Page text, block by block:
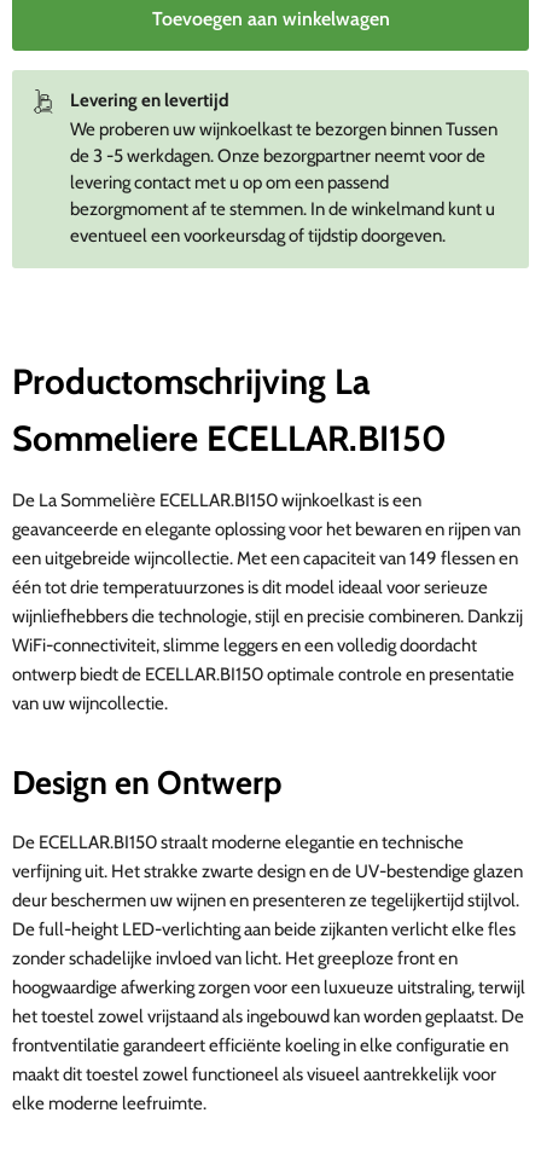
Toevoegen aan winkelwagen
Levering en levertijd
We proberen uw wijnkoelkast te bezorgen binnen Tussen
de 3 -5 werkdagen. Onze bezorgpartner neemt voor de
levering contact met u op om een passend
bezorgmoment af te stemmen. In de winkelmand kunt u
eventueel een voorkeursdag of tijdstip doorgeven.
Productomschrijving La
Sommeliere ECELLAR.BI150
De La Sommelière ECELLAR.BI150 wijnkoelkast is een
geavanceerde en elegante oplossing voor het bewaren en rijpen van
een uitgebreide wijncollectie. Met een capaciteit van 149 flessen en
één tot drie temperatuurzones is dit model ideaal voor serieuze
wijnliefhebbers die technologie, stijl en precisie combineren. Dankzij
WiFi-connectiviteit, slimme leggers en een volledig doordacht
ontwerp biedt de ECELLAR.BI150 optimale controle en presentatie
van uw wijncollectie.
Design en Ontwerp
De ECELLAR.BI150 straalt moderne elegantie en technische
verfijning uit. Het strakke zwarte design en de UV-bestendige glazen
deur beschermen uw wijnen en presenteren ze tegelijkertijd stijlvol.
De full-height LED-verlichting aan beide zijkanten verlicht elke fles
zonder schadelijke invloed van licht. Het greeploze front en
hoogwaardige afwerking zorgen voor een luxueuze uitstraling, terwijl
het toestel zowel vrijstaand als ingebouwd kan worden geplaatst. De
frontventilatie garandeert efficiënte koeling in elke configuratie en
maakt dit toestel zowel functioneel als visueel aantrekkelijk voor
elke moderne leefruimte.